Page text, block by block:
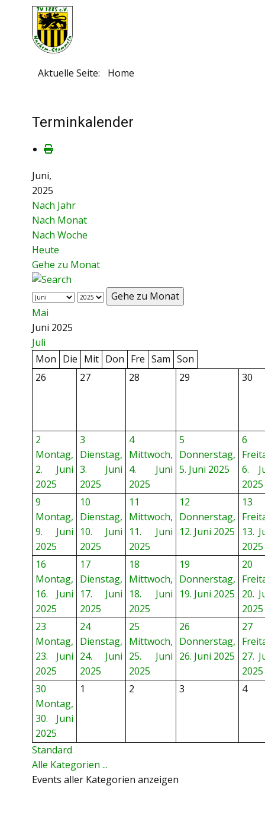
Aktuelle Seite: Home
Terminkalender
Juni,
2025
Nach Jahr
Nach Monat
Nach Woche
Heute
Gehe zu Monat
Gehe zu Monat
Mai
Juni 2025
Juli
Mon Die Mit Don Fre Sam Son
26
27 28 29 30
2
Montag,
2. Juni
2025
3
Dienstag,
3. Juni
2025
4
Mittwoch,
4. Juni
2025
5
Donnerstag,
5. Juni 2025
6
6.
2025
9
Montag,
9. Juni
2025
10
Dienstag,
10. Juni
2025
11
Mittwoch,
11. Juni
2025
12
Donnerstag,
12. Juni 2025
13
13.
2025
16
Montag,
16. Juni
2025
17
Dienstag,
17. Juni
2025
18
Mittwoch,
18. Juni
2025
19
Donnerstag,
19. Juni 2025
20
20.
2025
23
Montag,
23. Juni
2025
24
Dienstag,
24. Juni
2025
25
Mittwoch,
25. Juni
2025
26
Donnerstag,
26. Juni 2025
27
27.
2025
30
Montag,
30. Juni
2025
1 2 3 4
Standard
Alle Kategorien ...
Events aller Kategorien anzeigen